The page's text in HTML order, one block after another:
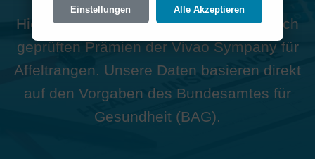
Hier finden Sie die offiziellen und rechtlich
geprüften Prämien der Vivao Sympany für
Affeltrangen. Unsere Daten basieren direkt
auf den Vorgaben des Bundesamtes für
Gesundheit (BAG).
Einstellungen Alle Akzeptieren